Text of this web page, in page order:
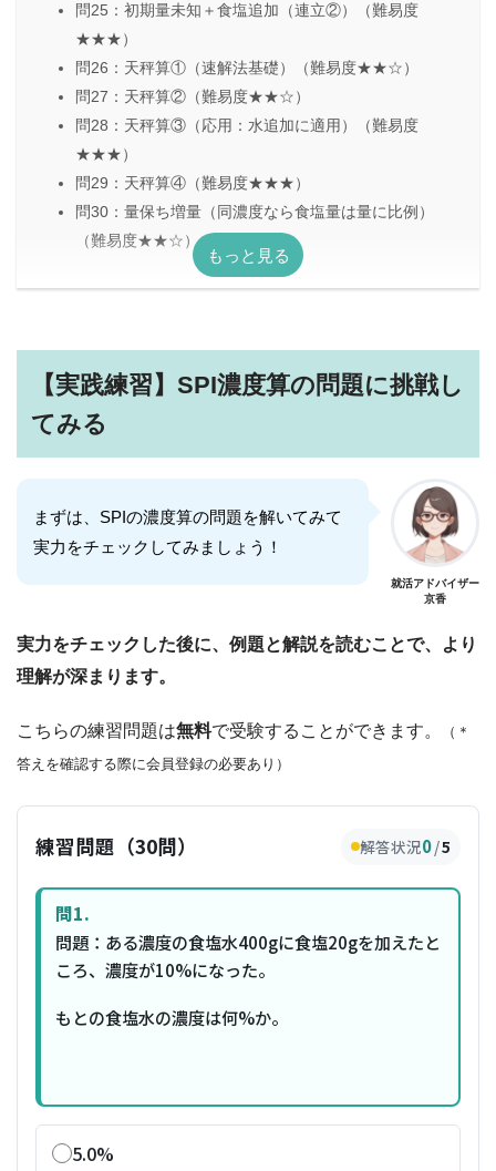
問25：初期量未知＋食塩追加（連立②）（難易度
★★★）
問26：天秤算①（速解法基礎）（難易度★★☆）
問27：天秤算②（難易度★★☆）
問28：天秤算③（応用：水追加に適用）（難易度
★★★）
問29：天秤算④（難易度★★★）
問30：量保ち増量（同濃度なら食塩量は量に比例）
（難易度★★☆）
【実践練習】SPI濃度算の問題に挑戦し
てみる
まずは、SPIの濃度算の問題を解いてみて
実力をチェックしてみましょう！
就活アドバイザー
京香
実力をチェックした後に、例題と解説を読むことで、より
理解が深まります。
こちらの練習問題は無料で受験することができます。
（＊
答えを確認する際に会員登録の必要あり）
練習問題（30問） 解答状況0/5
問1.
問題：ある濃度の食塩水400gに食塩20gを加えたと
ころ、濃度が10%になった。
もとの食塩水の濃度は何%か。
5.0%